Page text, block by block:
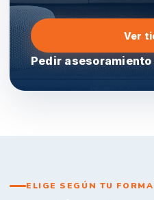
Ver
Pedir asesoramiento
ELIGE SEGÚN TU